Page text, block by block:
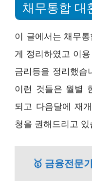
채무통합 대
이 글에서는 채무
게 정리하였고 이
금리등을 정리했습
이런 것들은 월별
되고 다음달에 재
청을 권해드리고 있
🥇 금융전문